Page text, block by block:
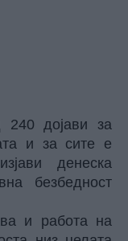
240 дојави за
и за сите е
денеска
безбедност
и работа на